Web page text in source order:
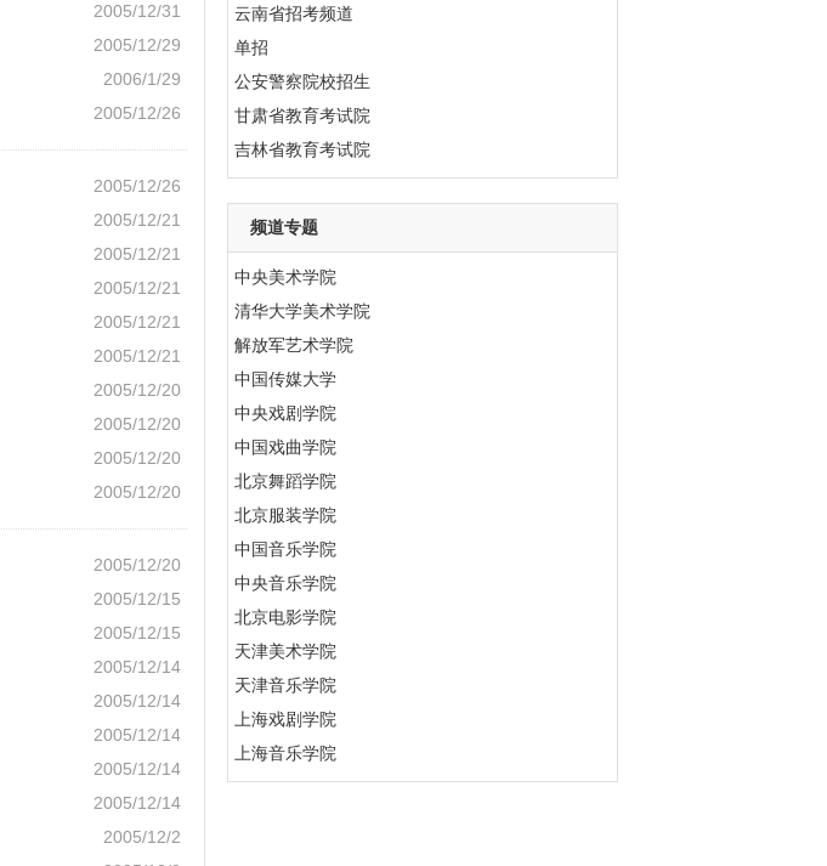
2005/12/31
2005/12/29
2006/1/29
2005/12/26
2005/12/26
2005/12/21
2005/12/21
2005/12/21
2005/12/21
2005/12/21
2005/12/20
2005/12/20
2005/12/20
2005/12/20
2005/12/20
2005/12/15
2005/12/15
2005/12/14
2005/12/14
2005/12/14
2005/12/14
2005/12/14
2005/12/2
云南省招考频道
单招
公安警察院校招生
甘肃省教育考试院
吉林省教育考试院
频道专题
中央美术学院
清华大学美术学院
解放军艺术学院
中国传媒大学
中央戏剧学院
中国戏曲学院
北京舞蹈学院
北京服装学院
中国音乐学院
中央音乐学院
北京电影学院
天津美术学院
天津音乐学院
上海戏剧学院
上海音乐学院